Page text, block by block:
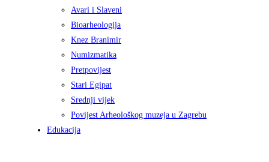
Avari i Slaveni
Bioarheologija
Knez Branimir
Numizmatika
Pretpovijest
Stari Egipat
Srednji vijek
Povijest Arheološkog muzeja u Zagrebu
Edukacija